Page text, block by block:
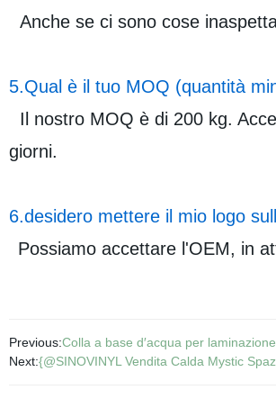
Anche se ci sono cose
5.Qual è il tuo MOQ (quantità
Il nostro MOQ è di 200 kg.
giorni.
6.desidero mettere il mio logo
Possiamo accettare l'OEM, in
Previous:Colla a base d′acqua per
Next:{@SINOVINYL Vendita Calda Mystic